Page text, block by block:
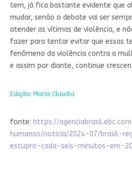
tem, já fica bastante evidente que
mudar, senão o debate vai ser
atender as vítimas de violência, e
fazer para tentar evitar que essas
fenômeno da violência contra a
e assim por diante, continue
Edição: Maria Claudia
fonte: https://
humanos/noticia/2024-07/brasil-
estupro-cada-seis-minutos-em-